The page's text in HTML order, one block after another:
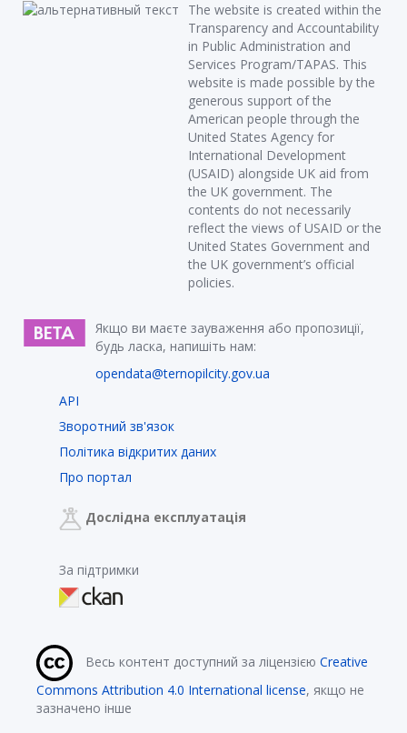
The website is created within the
Transparency and Accountability
in Public Administration and
Services Program/TAPAS. This
website is made possible by the
generous support of the
American people through the
United States Agency for
International Development
(USAID) alongside UK aid from
the UK government. The
contents do not necessarily
reflect the views of USAID or the
United States Government and
the UK government’s official
policies.
Якщо ви маєте зауваження або пропозиції,
будь ласка, напишіть нам:
opendata@ternopilcity.gov.ua
API
Зворотний зв'язок
Політика відкритих даних
Про портал
Дослідна експлуатація
За підтримки
Весь контент доступний за ліцензією Creative
Commons Attribution 4.0 International license, якщо не
зазначено інше